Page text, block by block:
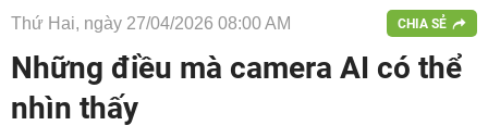
Thứ Hai, ngày 27/04/2026 08:00 AM CHIA SẺ
Những điều mà camera AI có thể
nhìn thấy